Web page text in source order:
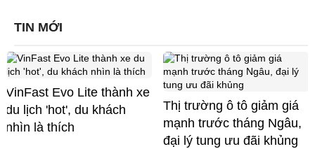
TIN MỚI
VinFast Evo Lite thành xe
du lịch 'hot', du khách
nhìn là thích
Thị trường ô tô giảm giá
mạnh trước tháng Ngâu,
đại lý tung ưu đãi khủng